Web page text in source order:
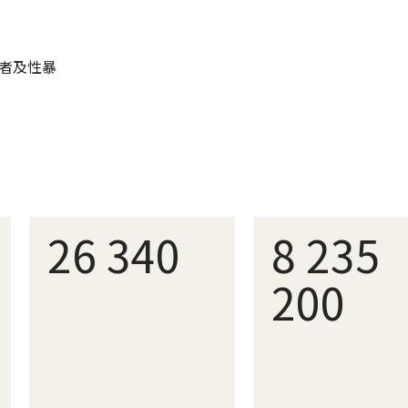
及性暴
26 340 8 235
200